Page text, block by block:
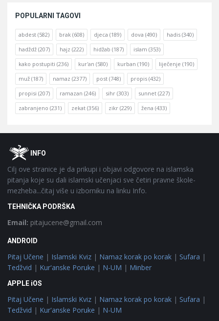
POPULARNI TAGOVI
abdest (582) brak (608) djeca (189) dova (490) hadis (340)
hadždž (207) hajz (222) hidžab (187) islam (353)
kako postupiti (236) kur'an (580) kurban (190) liječenje (190)
muž (187) namaz (2377) post (748) propis (432)
propisi (207) ramazan (246) sihr (303) sunnet (227)
zabranjeno (231) zekat (356) zikr (229) žena (433)
FooterOINFO
Cilj ove stranice je da prikupi i objavi odgovore na islamska
pitanja koje su dali islamski učenjaci sve četiri pravne škole-
mezheba...čitaj više u izborniku na linku Info.
TEHNIČKA PODRŠKA
Email: pitajucene@gmail.com
ANDROID
Pitaj Učene | Islamski Kviz | Namaz korak po korak | Sufara |
Tedžvid | Kur'anske Poruke | N-UM | Minber
APPLE iOS
Pitaj Učene | Islamski Kviz | Namaz korak po korak | Sufara |
Tedžvid | Kur'anske Poruke | N-UM